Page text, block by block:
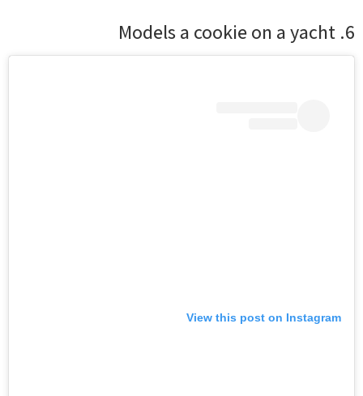
6. Models a cookie on a yacht
View this post on Instagram